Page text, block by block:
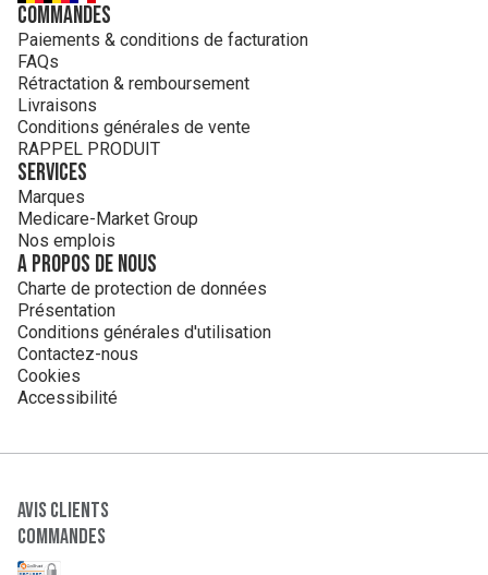
Commandes
Paiements & conditions de facturation
FAQs
Rétractation & remboursement
Livraisons
Conditions générales de vente
RAPPEL PRODUIT
Services
Marques
Medicare-Market Group
Nos emplois
A propos de nous
Charte de protection de données
Présentation
Conditions générales d'utilisation
Contactez-nous
Cookies
Accessibilité
Avis clients
Commandes